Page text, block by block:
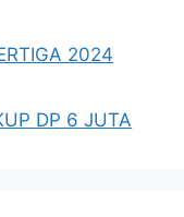
2024
DP 6 JUTA